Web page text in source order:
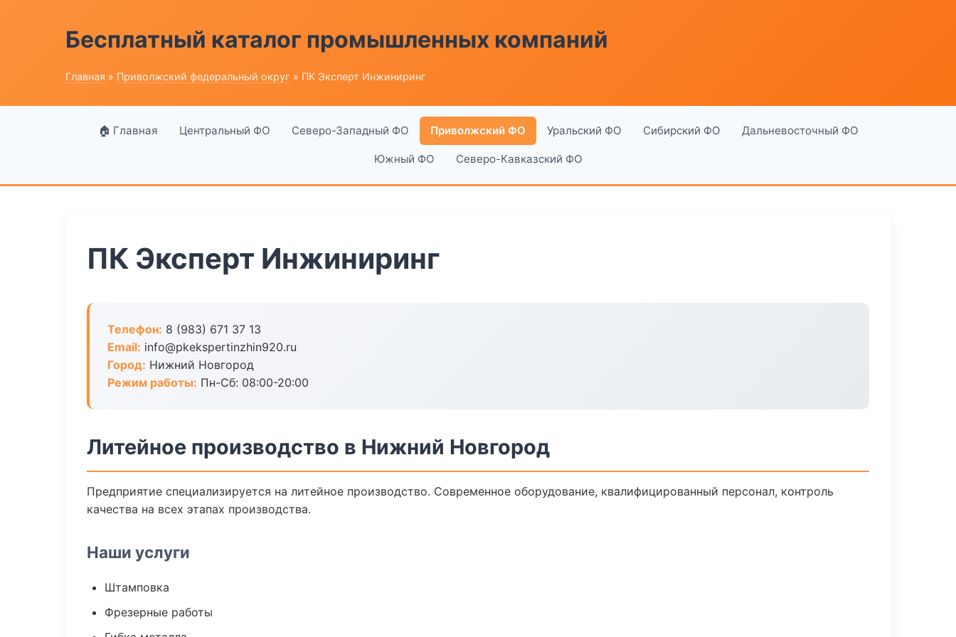
Бесплатный каталог промышленных компаний
Главная » Приволжский федеральный округ » ПК Эксперт Инжиниринг
🏠 Главная Центральный ФО Северо-Западный ФО Приволжский ФО Уральский ФО Сибирский ФО Дальневосточный ФО
Южный ФО Северо-Кавказский ФО
ПК Эксперт Инжиниринг
Телефон: 8 (983) 671 37 13
Email: info@pkekspertinzhin920.ru
Город: Нижний Новгород
Режим работы: Пн-Сб: 08:00-20:00
Литейное производство в Нижний Новгород
Предприятие специализируется на литейное производство. Современное оборудование, квалифицированный персонал, контроль
качества на всех этапах производства.
Наши услуги
Штамповка
Фрезерные работы